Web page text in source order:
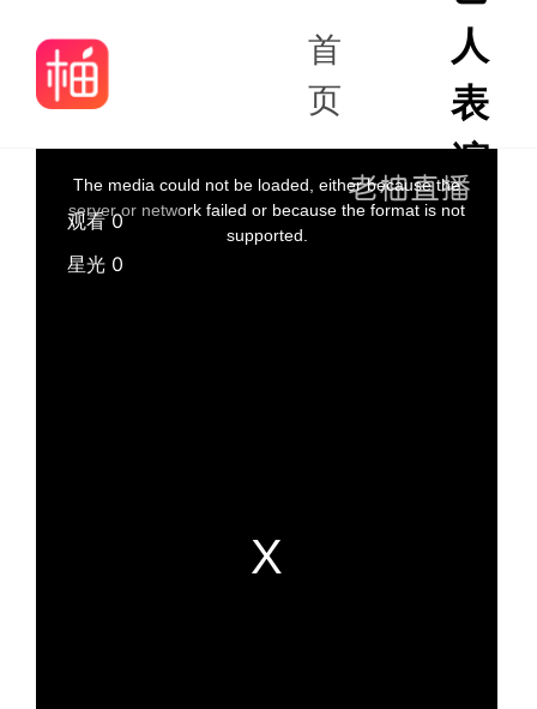
首
页
人
表
演
The media could not be loaded, either because the
server or network failed or because the format is not
supported.
观看 0
星光 0